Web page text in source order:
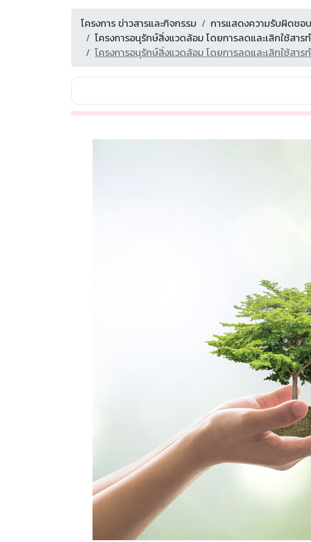
โครงการ ข่าวสารและกิจกรรม
การแสดงความรับผิดชอ
โครงการอนุรักษ์สิ่งแวดล้อม โดยการลดและเลิกใช้สาร
โครงการอนุรักษ์สิ่งแวดล้อม โดยการลดและเลิกใช้สาร